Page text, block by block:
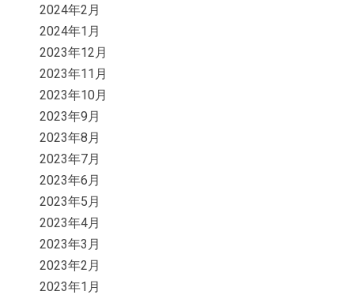
2024年2月
2024年1月
2023年12月
2023年11月
2023年10月
2023年9月
2023年8月
2023年7月
2023年6月
2023年5月
2023年4月
2023年3月
2023年2月
2023年1月